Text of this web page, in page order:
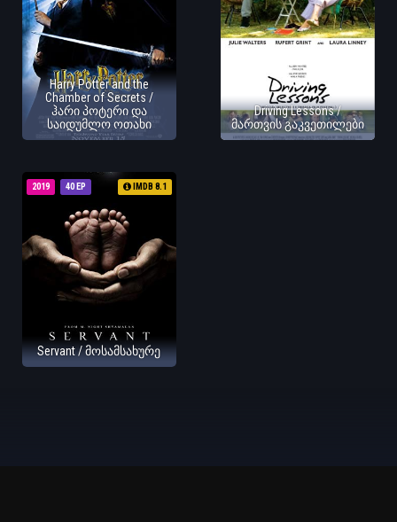
Harry Potter and the
Chamber of Secrets /
ჰარი პოტერი და
საიდუმლო ოთახი
Driving Lessons /
მართვის გაკვეთილები
40 EP
2019 IMDB 8.1
Servant / მოსამსახურე